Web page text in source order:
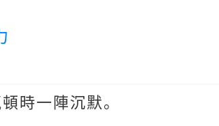
時一陣沉默。